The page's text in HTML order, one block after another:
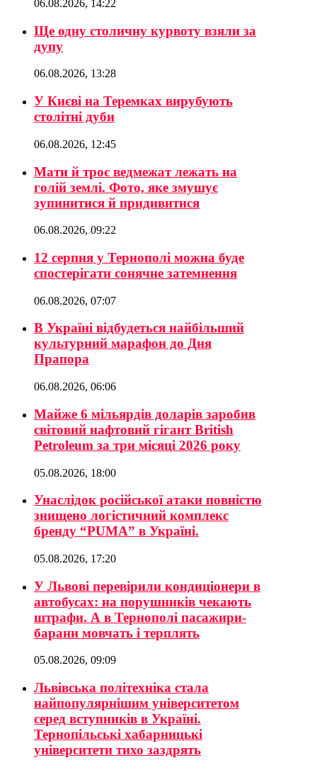
06.08.2026, 14:22
Ще одну столичну курвоту взяли за
дупу
06.08.2026, 13:28
У Києві на Теремках вирубують
столітні дуби
06.08.2026, 12:45
Мати й троє ведмежат лежать на
голій землі. Фото, яке змушує
зупинитися й придивитися
06.08.2026, 09:22
12 серпня у Тернополі можна буде
спостерігати сонячне затемнення
06.08.2026, 07:07
В Україні відбудеться найбільший
культурний марафон до Дня
Прапора
06.08.2026, 06:06
Майже 6 мільярдів доларів заробив
світовий нафтовий гігант British
Petroleum за три місяці 2026 року
05.08.2026, 18:00
Унаслідок російської атаки повністю
знищено логістичний комплекс
бренду “PUMA” в Україні.
05.08.2026, 17:20
У Львові перевірили кондиціонери в
автобусах: на порушників чекають
штрафи. А в Тернополі пасажири-
барани мовчать і терплять
05.08.2026, 09:09
Львівська політехніка стала
найпопулярнішим університетом
серед вступників в Україні.
Тернопільські хабарницькі
університети тихо заздрять